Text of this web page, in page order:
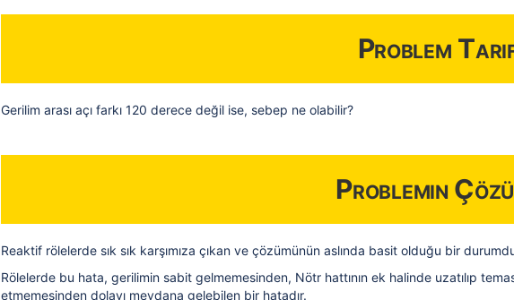
Problem
Gerilim arası açı farkı 120 derece değil ise, sebep ne olabilir?
Problemin
Reaktif rölelerde sık sık karşımıza çıkan ve çözümünün aslında basit olduğu bir
Rölelerde bu hata, gerilimin sabit gelmemesinden, Nötr hattının ek halinde uzatılıp
etmemesinden dolayı meydana gelebilen bir hatadır.